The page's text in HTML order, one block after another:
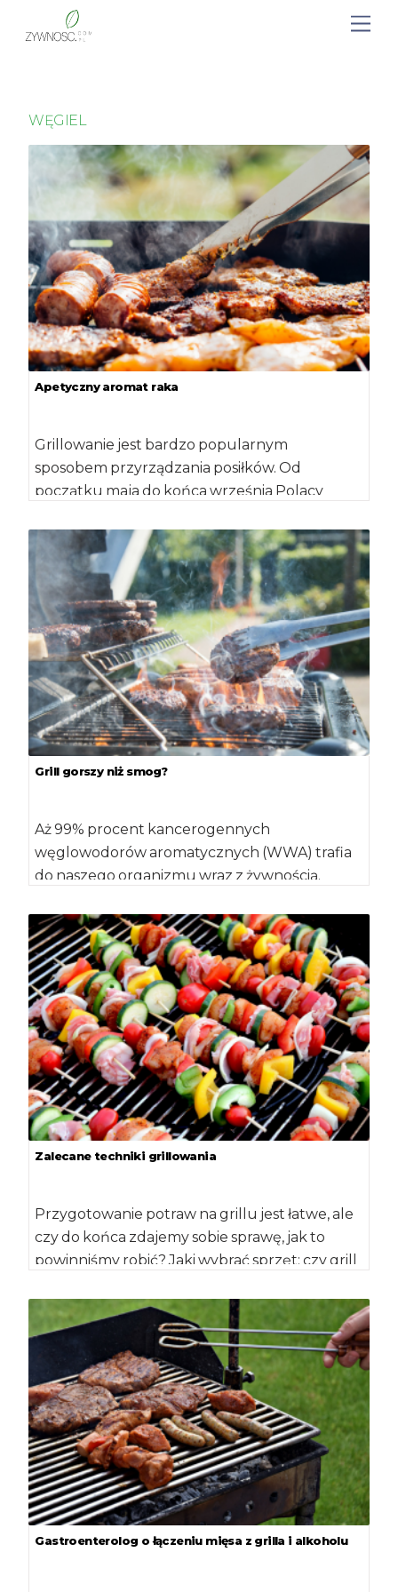
WĘGIEL
Apetyczny aromat raka
Grillowanie jest bardzo popularnym
sposobem przyrządzania posiłków. Od
początku maja do końca września Polacy
Grill gorszy niż smog?
Aż 99% procent kancerogennych
węglowodorów aromatycznych (WWA) trafia
do naszego organizmu wraz z żywnością.
Zalecane techniki grillowania
Przygotowanie potraw na grillu jest łatwe, ale
czy do końca zdajemy sobie sprawę, jak to
powinniśmy robić? Jaki wybrać sprzęt: czy grill
Gastroenterolog o łączeniu mięsa z grilla i alkoholu